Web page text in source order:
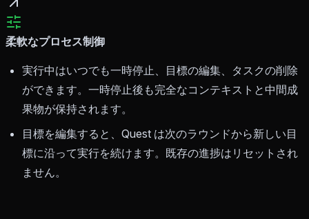
柔軟なプロセス制御
実行中はいつでも一時停止、目標の編集、タスクの削除
ができます。一時停止後も完全なコンテキストと中間成
果物が保持されます。
目標を編集すると、Quest は次のラウンドから新しい目
標に沿って実行を続けます。既存の進捗はリセットされ
ません。